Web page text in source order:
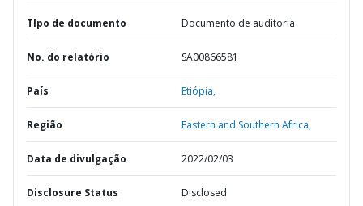
TIpo de documento Documento de auditoria
No. do relatório SA00866581
País Etiópia,
Região Eastern and Southern Africa,
Data de divulgação 2022/02/03
Disclosure Status Disclosed